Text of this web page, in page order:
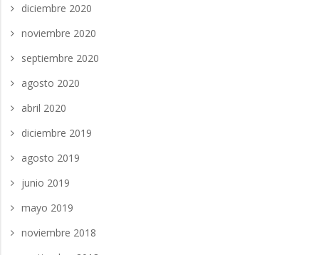
diciembre 2020
noviembre 2020
septiembre 2020
agosto 2020
abril 2020
diciembre 2019
agosto 2019
junio 2019
mayo 2019
noviembre 2018